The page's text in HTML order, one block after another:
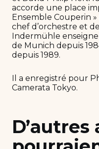
accorde une place
Ensemble Couperin »
chef d’orchestre et
Indermühle
de Munich depuis
depuis 1989.
Il a enregistré pour
Camerata Tokyo.